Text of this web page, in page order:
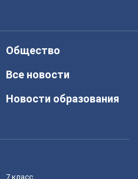
Общество
Все новости
Новости образования
7 класс